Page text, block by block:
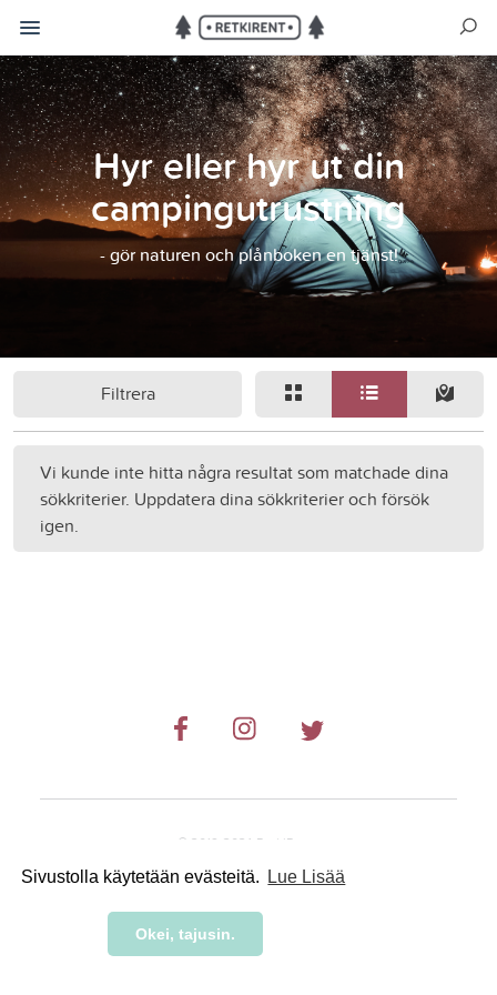
Sivustolla käytetään evästeitä. Lue Lisää
Okei, tajusin.
Hyr eller hyr ut din
campingutrustning
- gör naturen och plånboken en tjänst!
Filtrera
Vi kunde inte hitta några resultat som matchade dina
sökkriterier. Uppdatera dina sökkriterier och försök
igen.
© 2019-2024 RetkiRent .